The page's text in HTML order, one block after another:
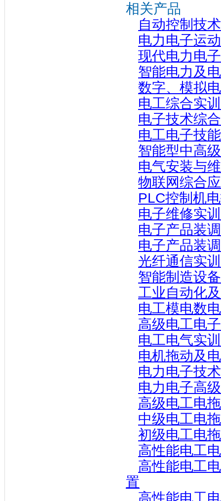
相关产品
自动控制技
电力电子运
现代电力电
智能电力及
数字、模拟
电工综合实
电子技术综
电工电子技
智能型中高
电气安装与
物联网综合
PLC控制机
电子维修实
电子产品装
电子产品装
光纤通信实
智能制造设
工业自动化
电工模电数
高级电工电
电工电气实
电机拖动及
电力电子技
电力电子高
高级电工电
中级电工电
初级电工电
高性能电工
高性能电工
置
高性能电工